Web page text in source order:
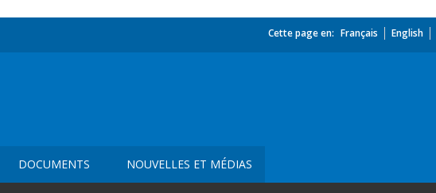
Cette page en: Français English
DOCUMENTS NOUVELLES ET MÉDIAS